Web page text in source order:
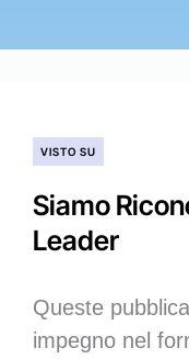
VISTO SU
Siamo
Leader
Queste
impegno nel